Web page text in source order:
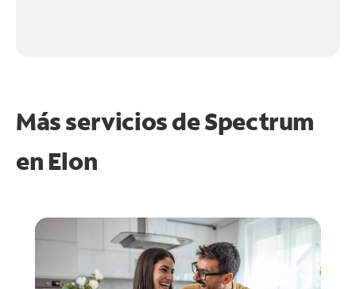
Más servicios de Spectrum
en Elon